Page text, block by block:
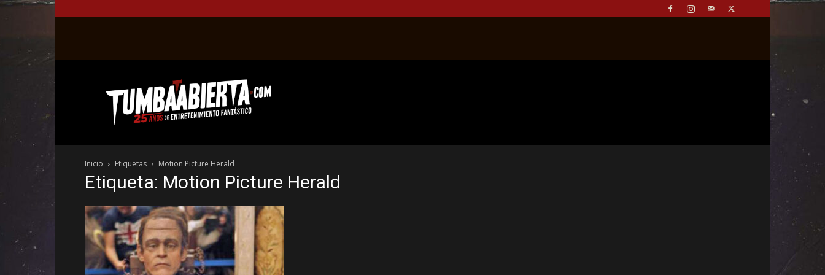
web
del
entretenimiento
el
género
fantástico.
Inicio Etiquetas Motion Picture Herald
Etiqueta: Motion Picture Herald